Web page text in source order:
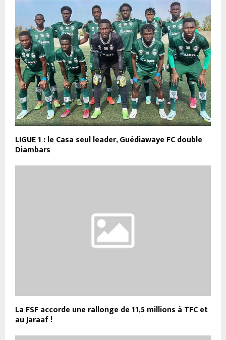
LIGUE 1 : le Casa seul leader, Guédiawaye FC double
Diambars
La FSF accorde une rallonge de 11,5 millions à TFC et
au Jaraaf !